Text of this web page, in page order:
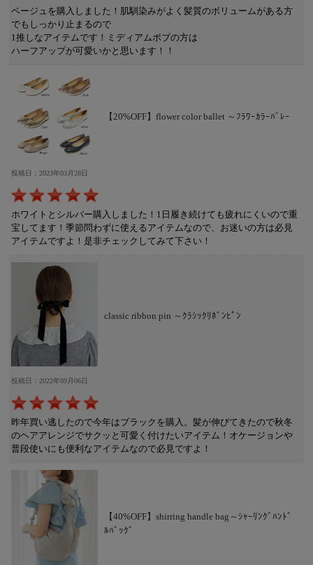
ベージュを購入しました！肌馴染みがよく髪質のボリュームがある方
でもしっかり止まるので
1推しなアイテムです！ミディアムボブの方は
ハーフアップが可愛いかと思います！！
【20%OFF】flower color ballet ～ﾌﾗﾜｰｶﾗｰﾊﾞﾚｰ
投稿日：2023年03月28日
ホワイトとシルバー購入しました！1日履き続けても疲れにくいので重
宝してます！季節問わずに使えるアイテムなので、お迷いの方は必見
アイテムですよ！是非チェックしてみて下さい！
classic ribbon pin ～ｸﾗｼｯｸﾘﾎﾞﾝﾋﾟﾝ
投稿日：2022年09月06日
昨年買い逃したので今年はブラックを購入。髪が伸びてきたので秋冬
のヘアアレンジでサクッと可愛く付けたいアイテム！オケージョンや
普段使いにも便利なアイテムなので必見ですよ！
【40%OFF】shirring handle bag～ｼｬｰﾘﾝｸﾞﾊﾝﾄﾞ
ﾙﾊﾞｯｸﾞ